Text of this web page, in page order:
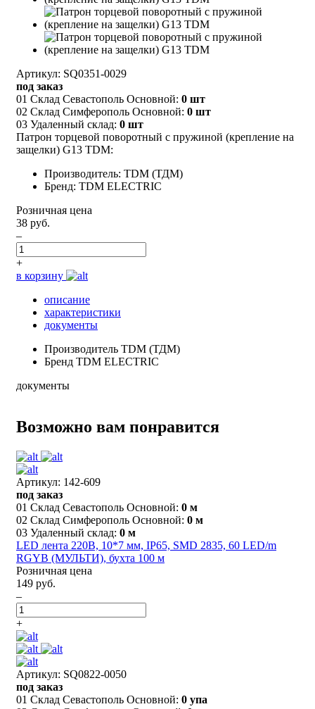
Артикул: SQ0351-0029
под заказ
01 Склад Севастополь Основной: 0 шт
02 Склад Симферополь Основной: 0 шт
03 Удаленный склад: 0 шт
Патрон торцевой поворотный с пружиной (крепление на
защелки) G13 TDM:
Производитель: TDM (ТДМ)
Бренд: TDM ELECTRIC
Розничная цена
38 руб.
–
+
в корзину
описание
характеристики
документы
Производитель TDM (ТДМ)
Бренд TDM ELECTRIC
документы
Возможно вам понравится
Артикул: 142-609
под заказ
01 Склад Севастополь Основной: 0 м
02 Склад Симферополь Основной: 0 м
03 Удаленный склад: 0 м
LED лента 220В, 10*7 мм, IP65, SMD 2835, 60 LED/m
RGYB (МУЛЬТИ), бухта 100 м
Розничная цена
149 руб.
–
+
Артикул: SQ0822-0050
под заказ
01 Склад Севастополь Основной: 0 упа